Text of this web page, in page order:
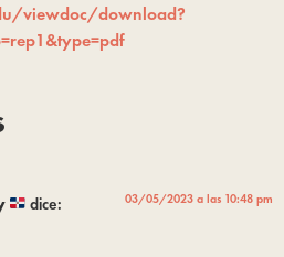
viewdoc/download?
dice: 03/05/2023 a las 10:48 pm